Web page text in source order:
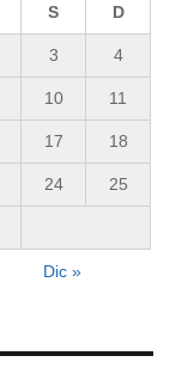
S D
3 4
10 11
17 18
24 25
Dic »